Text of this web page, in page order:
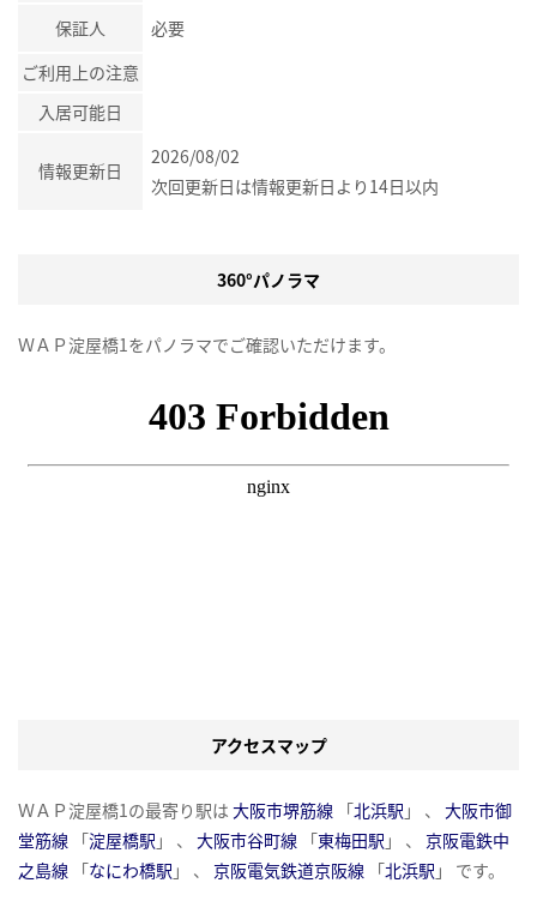
保証人
必要
ご利用上の注意
入居可能日
情報更新日
2026/08/02
次回更新日は情報更新日より14日以内
360°パノラマ
ＷＡＰ淀屋橋1をパノラマでご確認いただけます。
アクセスマップ
ＷＡＰ淀屋橋1の最寄り駅は 大阪市堺筋線 「北浜駅 」 、 大阪市御
堂筋線 「淀屋橋駅 」 、 大阪市谷町線 「東梅田駅 」 、 京阪電鉄中
之島線 「なにわ橋駅 」 、 京阪電気鉄道京阪線 「北浜駅 」 です。